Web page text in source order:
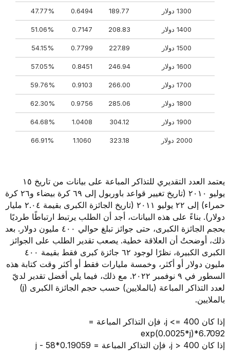
1300 دولار 189.77
0.6494
47.77%
1400 دولار 208.83
0.7147
51.06%
1500 دولار 227.89
0.7799
54.15%
1600 دولار 246.94
0.8451
57.05%
1700 دولار 266.00
0.9103
59.76%
1800 دولار 285.06
0.9756
62.30%
1900 دولار 304.12
1.0408
64.68%
2000 دولار 323.18
1.1060
66.91%
يعتمد العدد التقديري للتذاكر المباعة على بيانات من تاريخ ١٥
يوليو ٢٠١٠ (تاريخ تغيير قواعد باوربول إلى ٦٩ كرة بيضاء و٢٦ كرة
حمراء) إلى ٢٢ يوليو ٢٠١١ (تاريخ الجائزة الكبرى بقيمة ٢.٠٤ مليار
دولار). بناءً على هذه البيانات، أجد أن الطلب يرتبط ارتباطًا طرديًا
بحجم الجائزة الكبرى، حتى جوائز تبلغ حوالي ٤٠٠ مليون دولار. بعد
ذلك، أوضحتُ أن العلاقة خطية. يصعب تقدير الطلب على الجوائز
الكبرى الكبيرة، نظرًا لوجود ٦٢ جائزة كبرى فقط بقيمة ٤٠٠
مليون دولار أو أكثر، وخمسة مليارات فقط أو أكثر وقت كتابة هذه
السطور في ٩ نوفمبر ٢٠٢٢. مع ذلك، فيما يلي أفضل تقدير لديّ
لعدد التذاكر المباعة (بالملايين) حسب حجم الجائزة الكبرى (j)
بالملايين.
إذا كان j <= 400، فإن التذاكر المباعة =
6.7092*exp(0.0025*j)
إذا كان j > 400، فإن التذاكر المباعة = 0.19059*j - 58